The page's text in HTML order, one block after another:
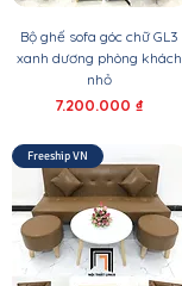
Bộ ghế sofa góc chữ GL3
xanh dương phòng khách
nhỏ
Giá
7.200.000 ₫
Freeship VN